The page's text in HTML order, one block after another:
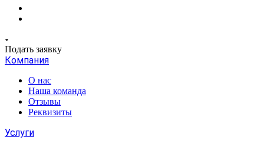
Подать заявку
Компания
О нас
Наша команда
Отзывы
Реквизиты
Услуги